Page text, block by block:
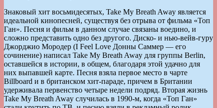
Знаковый хит восьмидесятых, Take My Breath Away является
идеальной кинопесней, существуя без отрыва от фильма «Топ
Ган». Песня и фильм в данном случае связаны воедино, и
сложно представить одно без другого. Диско- и нью-вейв-гуру
Джорджио Мородер (I Feel Love Донны Саммер — его
сочинение) написал Take My Breath Away для группы Berlin,
оставшейся в истории, в общем, благодаря этой удачно для
них выпавшей карте. Песня взяла первое место в чарте
Billboard и в британском хит-параде, причем в Британии
удерживала первенство четыре недели подряд. Вторая жизнь
Take My Breath Away случилась в 1990-м, когда «Топ Ган»